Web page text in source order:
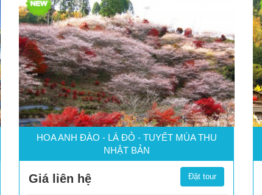
HOA ANH ĐÀO - LÁ ĐỎ - TUYẾT MÙA THU
NHẬT BẢN
Giá liên hệ Đặt tour